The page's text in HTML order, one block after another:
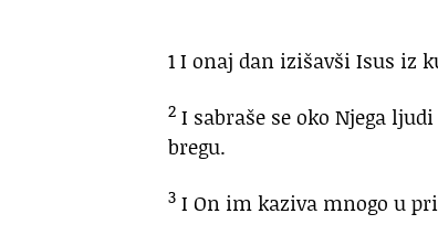
1 I onaj dan izišavši Isus iz
2 I sabraše se oko Njega
bregu.
3 I On im kaziva mnogo u